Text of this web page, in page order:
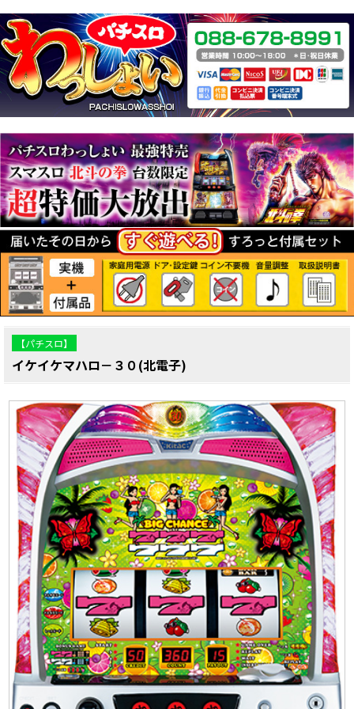
【パチスロ】
イケイケマハロ－３０(北電子)